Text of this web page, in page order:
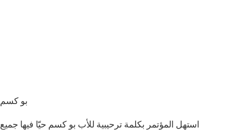
بو كسم
استهل المؤتمر بكلمة ترحيبية للأب بو كسم حيّا فيها جميع